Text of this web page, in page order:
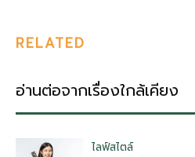
RELATED
อ่านต่อจากเรื่องใกล้เคียง
ไลฟ์สไตล์